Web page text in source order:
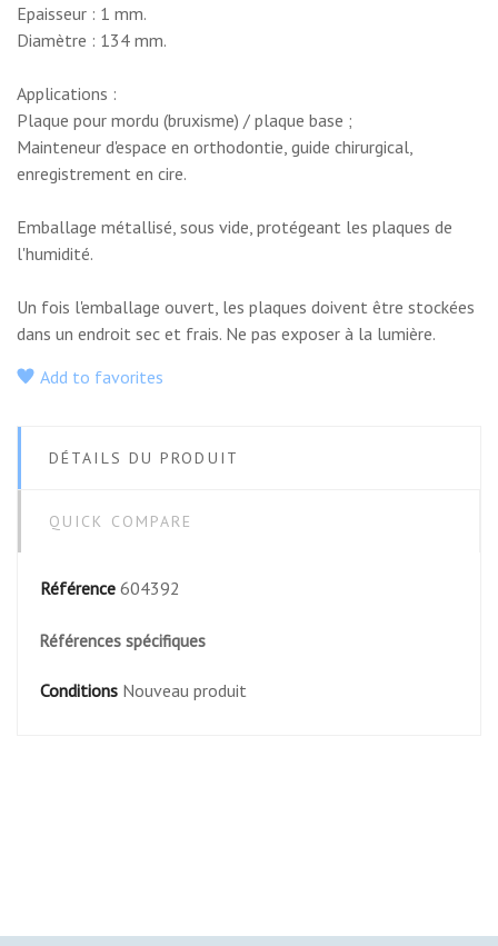
Epaisseur : 1 mm.
Diamètre : 134 mm.
Applications :
Plaque pour mordu (bruxisme) / plaque base ;
Mainteneur d'espace en orthodontie, guide chirurgical,
enregistrement en cire.
Emballage métallisé, sous vide, protégeant les plaques de
l'humidité.
Un fois l'emballage ouvert, les plaques doivent être stockées
dans un endroit sec et frais. Ne pas exposer à la lumière.
Add to favorites
DÉTAILS DU PRODUIT
QUICK COMPARE
Référence 604392
Références spécifiques
Conditions Nouveau produit